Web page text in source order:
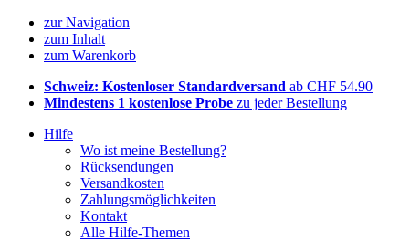
zur Navigation
zum Inhalt
zum Warenkorb
Schweiz: Kostenloser Standardversand ab CHF 54.90
Mindestens 1 kostenlose Probe zu jeder Bestellung
Hilfe
Wo ist meine Bestellung?
Rücksendungen
Versandkosten
Zahlungsmöglichkeiten
Kontakt
Alle Hilfe-Themen